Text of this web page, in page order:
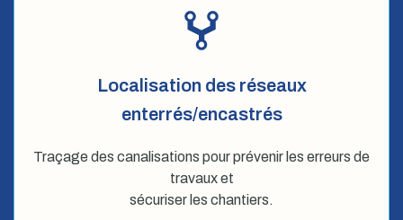
Localisation des réseaux
enterrés/encastrés
Traçage des canalisations pour prévenir les erreurs de
travaux et
sécuriser les chantiers.